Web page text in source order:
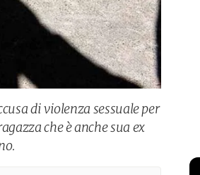
di violenza sessuale per
che è anche sua ex